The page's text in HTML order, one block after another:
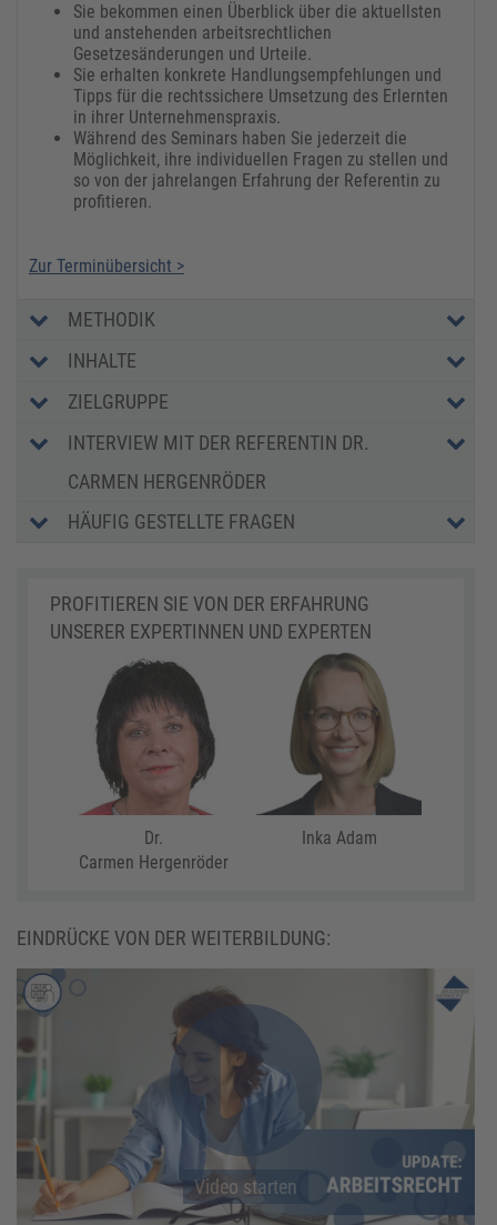
Sie bekommen einen Überblick über die aktuellsten
und anstehenden arbeitsrechtlichen
Gesetzesänderungen und Urteile.
Sie erhalten konkrete Handlungsempfehlungen und
Tipps für die rechtssichere Umsetzung des Erlernten
in ihrer Unternehmenspraxis.
Während des Seminars haben Sie jederzeit die
Möglichkeit, ihre individuellen Fragen zu stellen und
so von der jahrelangen Erfahrung der Referentin zu
profitieren.
Zur Terminübersicht >
METHODIK
INHALTE
ZIELGRUPPE
INTERVIEW MIT DER REFERENTIN DR.
CARMEN HERGENRÖDER
HÄUFIG GESTELLTE FRAGEN
PROFITIEREN SIE VON DER ERFAHRUNG
UNSERER EXPERTINNEN UND EXPERTEN
Dr.
Carmen Hergenröder
Inka Adam
EINDRÜCKE VON DER WEITERBILDUNG:
Video starten
Video starten